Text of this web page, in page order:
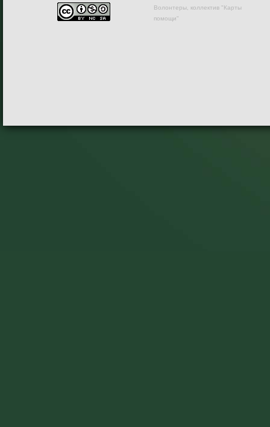
Волонтеры, коллектив "Карты
помощи"